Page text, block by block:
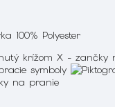
100% Polyester